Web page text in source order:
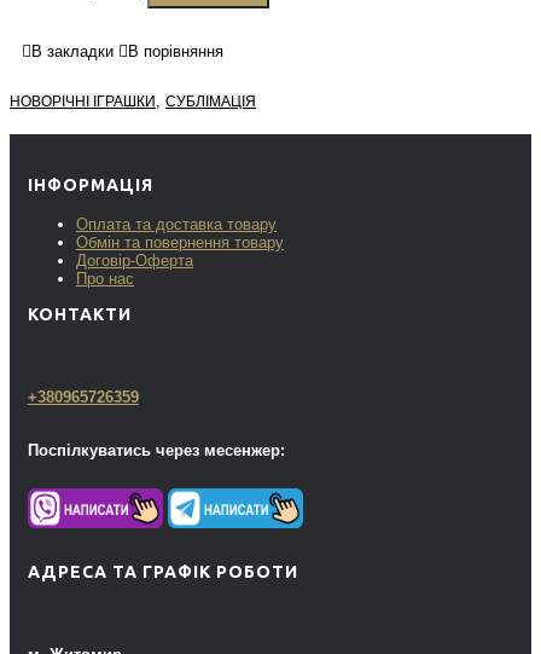
В закладки В порівняння
НОВОРІЧНІ ІГРАШКИ , СУБЛІМАЦІЯ
ІНФОРМАЦІЯ
Оплата та доставка товару
Обмін та повернення товару
Договір-Оферта
Про нас
КОНТАКТИ
+380965726359
Поспілкуватись через месенжер:
АДРЕСА ТА ГРАФІК РОБОТИ